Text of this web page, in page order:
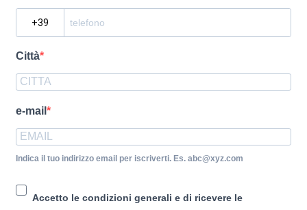
Città
e-mail
Indica il tuo indirizzo email per iscriverti. Es. abc@xyz.com
Accetto le condizioni generali e di ricevere le